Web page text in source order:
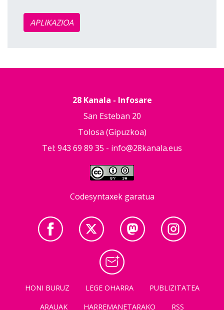
APLIKAZIOA
28 Kanala - Infosare
San Esteban 20
Tolosa (Gipuzkoa)
Tel: 943 69 89 35 - info@28kanala.eus
Codesyntaxek garatua
HONI BURUZ LEGE OHARRA
PUBLIZITATEA
ARAUAK
HARREMANETARAKO RSS